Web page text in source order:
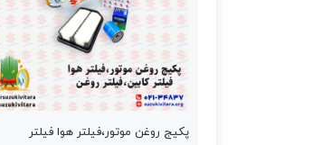
پکیج روغن موتور،فیلتر هوا فیلتر